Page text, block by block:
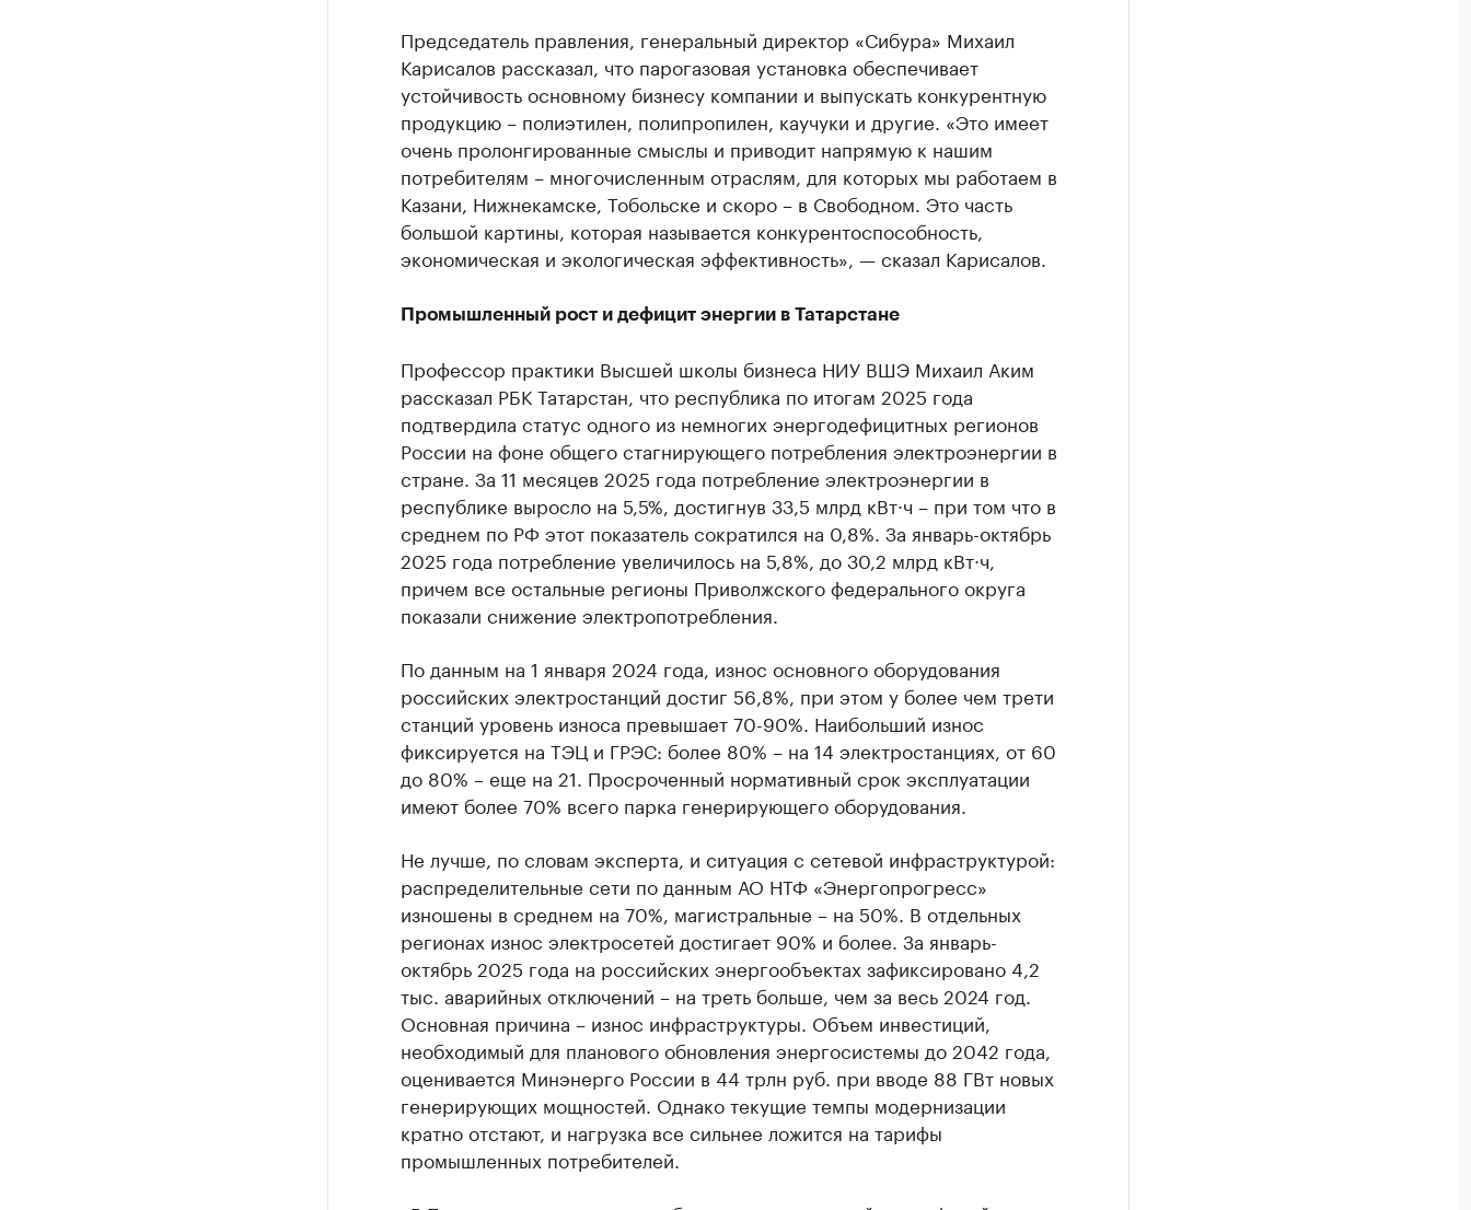
Председатель правления, генеральный директор «Сибура» Михаил
Карисалов рассказал, что парогазовая установка обеспечивает
устойчивость основному бизнесу компании и выпускать конкурентную
продукцию – полиэтилен, полипропилен, каучуки и другие. «Это имеет
очень пролонгированные смыслы и приводит напрямую к нашим
потребителям – многочисленным отраслям, для которых мы работаем в
Казани, Нижнекамске, Тобольске и скоро – в Свободном. Это часть
большой картины, которая называется конкурентоспособность,
экономическая и экологическая эффективность», — сказал Карисалов.
Промышленный рост и дефицит энергии в Татарстане
Профессор практики Высшей школы бизнеса НИУ ВШЭ Михаил Аким
рассказал РБК Татарстан, что республика по итогам 2025 года
подтвердила статус одного из немногих энергодефицитных регионов
России на фоне общего стагнирующего потребления электроэнергии в
стране. За 11 месяцев 2025 года потребление электроэнергии в
республике выросло на 5,5%, достигнув 33,5 млрд кВт·ч – при том что в
среднем по РФ этот показатель сократился на 0,8%. За январь-октябрь
2025 года потребление увеличилось на 5,8%, до 30,2 млрд кВт·ч,
причем все остальные регионы Приволжского федерального округа
показали снижение электропотребления.
По данным на 1 января 2024 года, износ основного оборудования
российских электростанций достиг 56,8%, при этом у более чем трети
станций уровень износа превышает 70-90%. Наибольший износ
фиксируется на ТЭЦ и ГРЭС: более 80% – на 14 электростанциях, от 60
до 80% – еще на 21. Просроченный нормативный срок эксплуатации
имеют более 70% всего парка генерирующего оборудования.
Не лучше, по словам эксперта, и ситуация с сетевой инфраструктурой:
распределительные сети по данным АО НТФ «Энергопрогресс»
изношены в среднем на 70%, магистральные – на 50%. В отдельных
регионах износ электросетей достигает 90% и более. За январь-
октябрь 2025 года на российских энергообъектах зафиксировано 4,2
тыс. аварийных отключений – на треть больше, чем за весь 2024 год.
Основная причина – износ инфраструктуры. Объем инвестиций,
необходимый для планового обновления энергосистемы до 2042 года,
оценивается Минэнерго России в 44 трлн руб. при вводе 88 ГВт новых
генерирующих мощностей. Однако текущие темпы модернизации
кратно отстают, и нагрузка все сильнее ложится на тарифы
промышленных потребителей.